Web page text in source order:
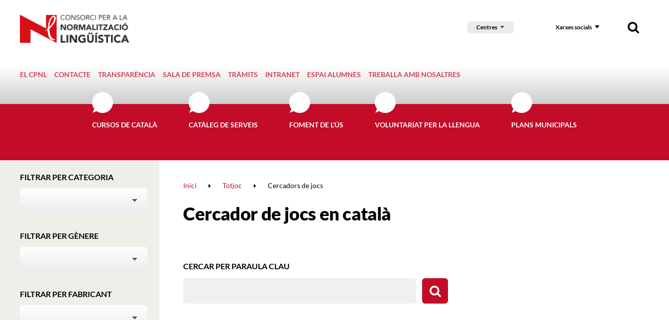
Centres Xarxes socials
EL CPNL CONTACTE TRANSPARÈNCIA SALA DE PREMSA TRÀMITS INTRANET ESPAI ALUMNES TREBALLA AMB NOSALTRES
CURSOS DE CATALÀ CATÀLEG DE SERVEIS FOMENT DE L'ÚS VOLUNTARIAT PER LA LLENGUA PLANS MUNICIPALS
Inici Totjoc Cercadors de jocs
Cercador de jocs en català
CERCADOR
CERCAR PER PARAULA CLAU
FILTRAR PER CATEGORIA
FILTRAR PER GÈNERE
FILTRAR PER FABRICANT